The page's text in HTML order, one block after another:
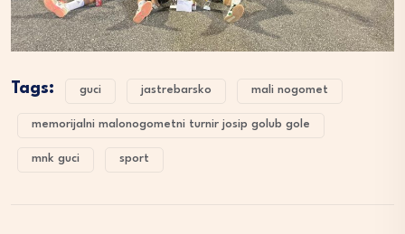
Tags: guci jastrebarsko mali nogomet
memorijalni malonogometni turnir josip golub gole
mnk guci sport